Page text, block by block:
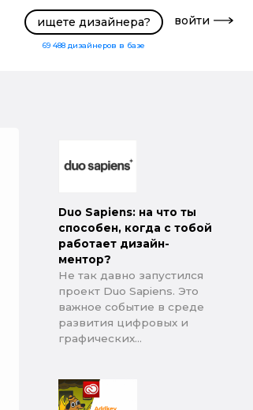
ищете дизайнера?
69 488 дизайнеров в базе
войти
Duo Sapiens: на что ты
способен, когда с тобой
работает дизайн-
ментор?
Не так давно запустился
проект Duo Sapiens. Это
важное событие в среде
развития цифровых и
графических...